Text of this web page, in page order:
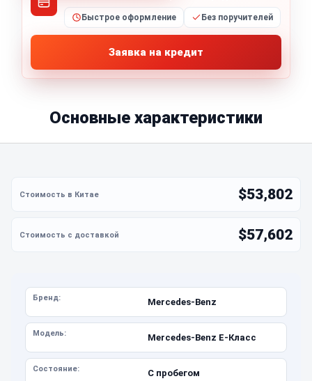
Быстрое оформление Без поручителей
Заявка на кредит
Основные характеристики
$53,802
$57,602
Бренд: Mercedes-Benz
Модель: Mercedes-Benz E-Класс
Состояние: С пробегом